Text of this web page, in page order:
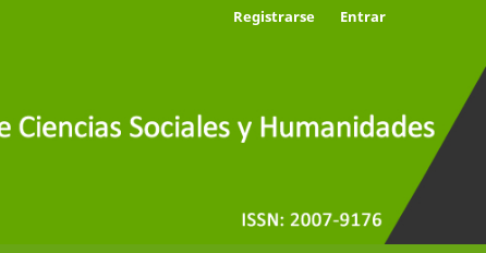
Registrarse Entrar